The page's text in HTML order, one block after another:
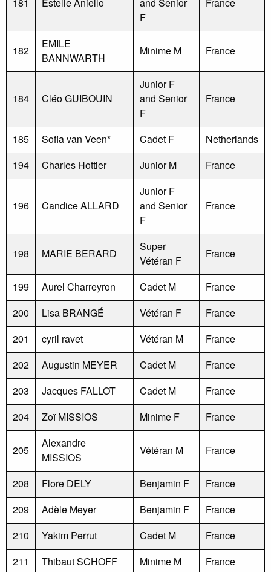
F
182
EMILE
BANNWARTH
Minime M France
184 Cléo GUIBOUIN
Junior F
and Senior
F
France
185 Sofia van Veen* Cadet F
Netherlands
194
Charles Hottier Junior M France
196 Candice ALLARD
Junior F
and Senior
F
France
198 MARIE BERARD
Super
Vétéran F
France
199 Aurel Charreyron Cadet M
France
200
Lisa BRANGÉ Vétéran F
France
201
cyril ravet Vétéran M
France
202
Augustin MEYER Cadet M
France
203
Jacques FALLOT Cadet M
France
204
Zoï MISSIOS Minime F France
205
Alexandre
MISSIOS
Vétéran M France
208 Flore DELY Benjamin F
France
209
Adèle Meyer Benjamin F
France
210
Yakim Perrut Cadet M
France
211
Thibaut SCHOFF Minime M
France